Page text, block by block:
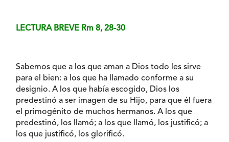
LECTURA BREVE Rm 8, 28-30
Sabemos que a los que aman a Dios todo les sirve
para el bien: a los que ha llamado conforme a su
designio. A los que había escogido, Dios los
predestinó a ser imagen de su Hijo, para que él fuera
el primogénito de muchos hermanos. A los que
predestinó, los llamó; a los que llamó, los justificó; a
los que justificó, los glorificó.